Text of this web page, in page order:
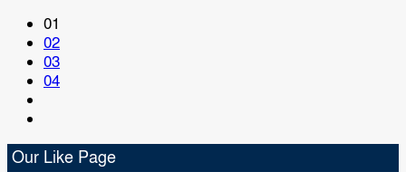
01
02
03
04
Our Like Page